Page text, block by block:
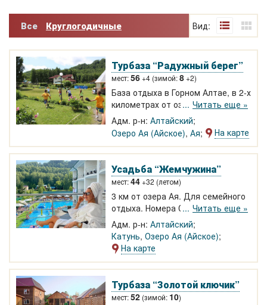
Все Круглогодичные Вид:
Турбаза “Радужный берег”
мест:56+4 (зимой:8+2)
База отдыха в Горном Алтае, в 2-х
километрах от озера Ая и
горнолыжного комплекса на горе
Веселой. Размещение в летних
кирпичных домиках и зимнем
коттедже с удобствами.
Ухоженная территория, закрытый
шатер 50 кв. м для тренингов.
Читать еще »
Адм. р-н: Алтайский
Озеро Ая (Айское), Ая На карте
Усадьба “Жемчужина”
мест:44+32 (летом)
3 км от озера Ая. Для семейного
отдыха. Номера Стандарт-Люкс,
2-х этажный Коттедж на 6
комнат, две Вип-Студии на 4-6
человек. Бассейн с подогревом,
ухоженная территория, баня,
беседка с камином.
Читать еще »
Адм. р-н: Алтайский
Катунь, Озеро Ая (Айское)
На карте
Турбаза “Золотой ключик”
мест:52 (зимой: 10)